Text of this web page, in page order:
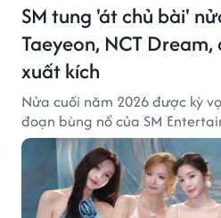
SM tung 'át chủ bài'
Taeyeon, NCT
xuất kích
Nửa cuối năm 2026 được kỳ
đoạn bùng nổ của SM